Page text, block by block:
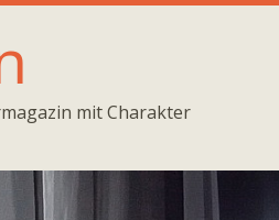
mit Charakter